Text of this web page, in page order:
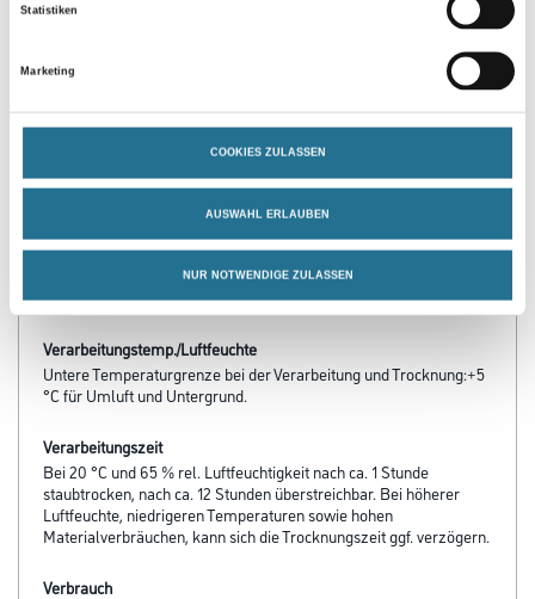
Statistiken
Marketing
COOKIES ZULASSEN
AUSWAHL ERLAUBEN
NUR NOTWENDIGE ZULASSEN
PRODUKTEIGENSCHAFTEN
Produkteigenschaft
- Besonders reiner, natürlicher Gold- und Silberfarbton
- Wetter- und UV-beständig
- Naßabrieb-Klasse 1, entspricht scheuerbeständig nach DIN 53778
Verarbeitungstemp./Luftfeuchte
Untere Temperaturgrenze bei der Verarbeitung und Trocknung:+5
°C für Umluft und Untergrund.
Verarbeitungszeit
Bei 20 °C und 65 % rel. Luftfeuchtigkeit nach ca. 1 Stunde
staubtrocken, nach ca. 12 Stunden überstreichbar. Bei höherer
Luftfeuchte, niedrigeren Temperaturen sowie hohen
Materialverbräuchen, kann sich die Trocknungszeit ggf. verzögern.
Verbrauch